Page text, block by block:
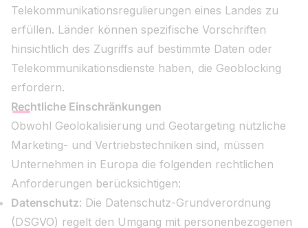
Telekommunikationsregulierungen eines Landes zu
erfüllen. Länder können spezifische Vorschriften
hinsichtlich des Zugriffs auf bestimmte Daten oder
Telekommunikationsdienste haben, die Geoblocking
erfordern.
Rechtliche Einschränkungen
Obwohl Geolokalisierung und Geotargeting nützliche
Marketing- und Vertriebstechniken sind, müssen
Unternehmen in Europa die folgenden rechtlichen
Anforderungen berücksichtigen:
Datenschutz: Die Datenschutz-Grundverordnung
(DSGVO) regelt den Umgang mit personenbezogenen